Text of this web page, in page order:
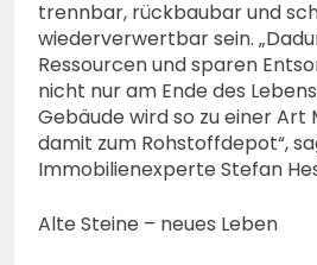
trennbar, rückbaubar und
wiederverwertbar sein.
Ressourcen und sparen
nicht nur am Ende des
Gebäude wird so zu einer
damit zum Rohstoffdepot“,
Immobilienexperte Stefan
Alte Steine – neues Leben